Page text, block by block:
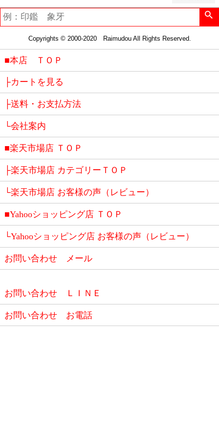
Copyrights © 2000-2020 Raimudou All Rights Reserved.
■本店 ＴＯＰ
├カートを見る
├送料・お支払方法
└会社案内
■楽天市場店 ＴＯＰ
├楽天市場店 カテゴリーＴＯＰ
└楽天市場店 お客様の声（レビュー）
■Yahooショッピング店 ＴＯＰ
└Yahooショッピング店 お客様の声（レビュー）
お問い合わせ メール
お問い合わせ ＬＩＮＥ
お問い合わせ お電話